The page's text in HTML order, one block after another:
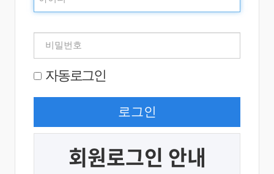
자동로그인
로그인
회원로그인 안내